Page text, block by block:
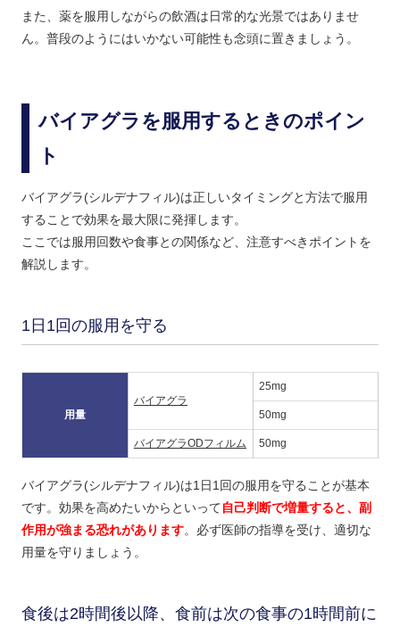
また、薬を服用しながらの飲酒は日常的な光景ではありませ
ん。普段のようにはいかない可能性も念頭に置きましょう。
バイアグラを服用するときのポイン
ト
バイアグラ(シルデナフィル)は正しいタイミングと方法で服用
することで効果を最大限に発揮します。
ここでは服用回数や食事との関係など、注意すべきポイントを
解説します。
1日1回の服用を守る
用量
バイアグラ
25mg
50mg
バイアグラODフィルム 50mg
バイアグラ(シルデナフィル)は1日1回の服用を守ることが基本
です。効果を高めたいからといって自己判断で増量すると、副
作用が強まる恐れがあります。必ず医師の指導を受け、適切な
用量を守りましょう。
食後は2時間後以降、食前は次の食事の1時間前に